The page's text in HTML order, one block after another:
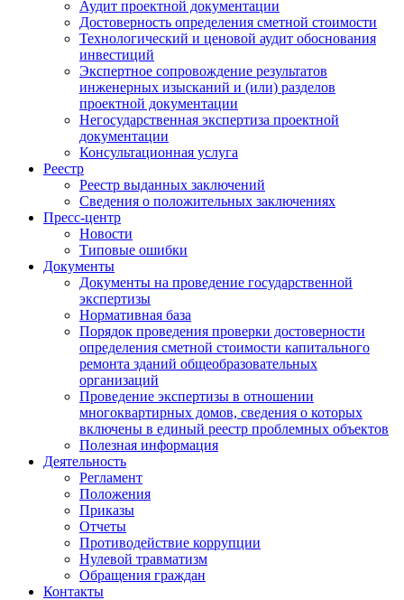
Аудит проектной документации
Достоверность определения сметной стоимости
Технологический и ценовой аудит обоснования
инвестиций
Экспертное сопровождение результатов
инженерных изысканий и (или) разделов
проектной документации
Негосударственная экспертиза проектной
документации
Консультационная услуга
Реестр
Реестр выданных заключений
Сведения о положительных заключениях
Пресс-центр
Новости
Типовые ошибки
Документы
Документы на проведение государственной
экспертизы
Нормативная база
Порядок проведения проверки достоверности
определения сметной стоимости капитального
ремонта зданий общеобразовательных
организаций
Проведение экспертизы в отношении
многоквартирных домов, сведения о которых
включены в единый реестр проблемных объектов
Полезная информация
Деятельность
Регламент
Положения
Приказы
Отчеты
Противодействие коррупции
Нулевой травматизм
Обращения граждан
Контакты